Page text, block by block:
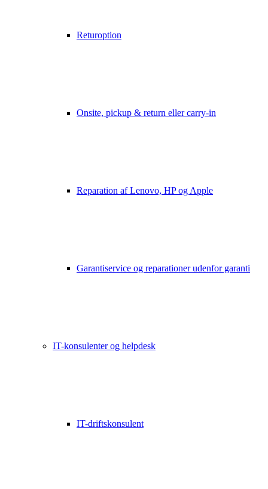
Returoption
Onsite, pickup & return eller carry-in
Reparation af Lenovo, HP og Apple
Garantiservice og reparationer udenfor garanti
IT-konsulenter og helpdesk
IT-driftskonsulent